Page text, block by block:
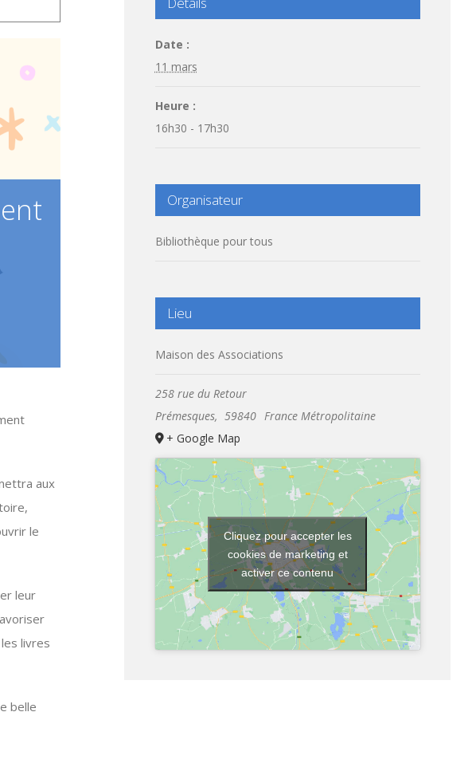
aux
le
leur
livres
belle
Date :
11 mars
Heure :
16h30 - 17h30
Organisateur
Bibliothèque pour tous
Lieu
Maison des Associations
258 rue du Retour
Prémesques, 59840 France Métropolitaine
+ Google Map
Cliquez pour accepter les
cookies de marketing et
activer ce contenu